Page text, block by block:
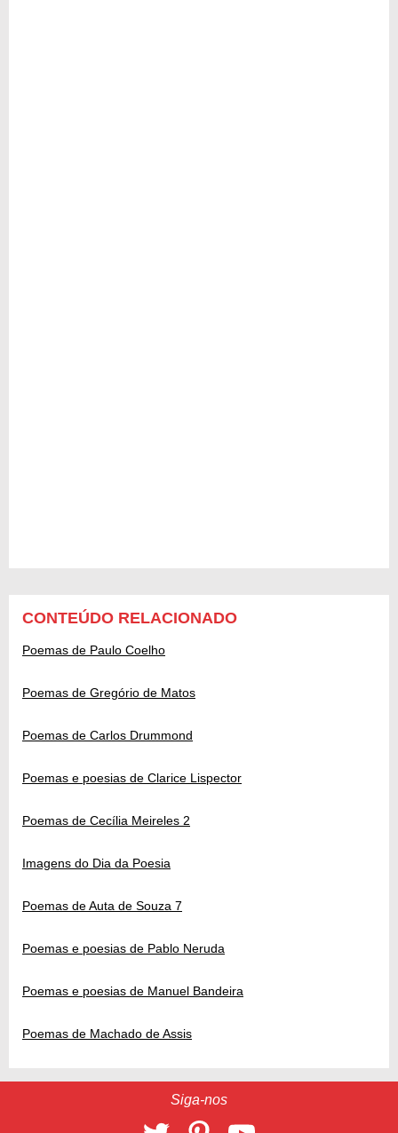
CONTEÚDO RELACIONADO
Poemas de Paulo Coelho
Poemas de Gregório de Matos
Poemas de Carlos Drummond
Poemas e poesias de Clarice Lispector
Poemas de Cecília Meireles 2
Imagens do Dia da Poesia
Poemas de Auta de Souza 7
Poemas e poesias de Pablo Neruda
Poemas e poesias de Manuel Bandeira
Poemas de Machado de Assis
Siga-nos